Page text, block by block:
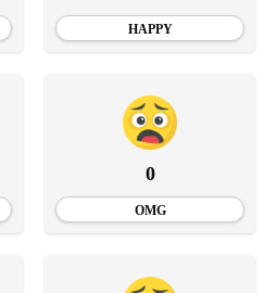
HAPPY
0
OMG